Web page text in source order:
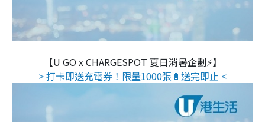
【U GO x CHARGESPOT 夏日消暑企劃⚡】
> 打卡即送充電券！限量1000張🔋送完即止 <